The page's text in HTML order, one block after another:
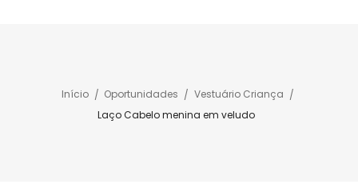
Início Oportunidades
Vestuário Criança
Laço Cabelo menina em veludo